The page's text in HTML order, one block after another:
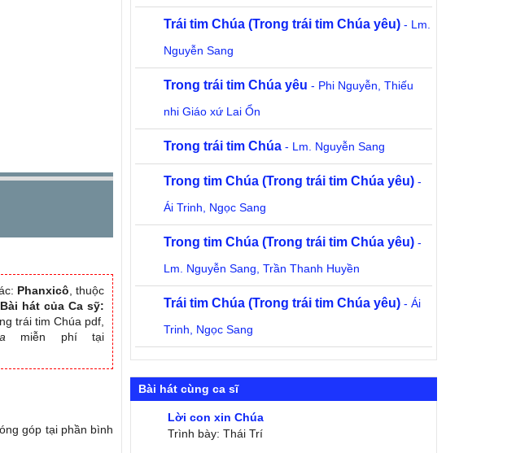
Phanxicô , thuộc
Bài hát của Ca sỹ:
trái tim Chúa pdf,
miễn phí tại
góp tại phần bình
Trái tim Chúa (Trong trái tim Chúa yêu) - Lm.
Nguyễn Sang
Trong trái tim Chúa yêu - Phi Nguyễn, Thiếu
nhi Giáo xứ Lai Ổn
Trong trái tim Chúa - Lm. Nguyễn Sang
Trong tim Chúa (Trong trái tim Chúa yêu) -
Ái Trinh, Ngọc Sang
Trong tim Chúa (Trong trái tim Chúa yêu) -
Lm. Nguyễn Sang, Trần Thanh Huyền
Trái tim Chúa (Trong trái tim Chúa yêu) - Ái
Trinh, Ngọc Sang
Bài hát cùng ca sĩ
Lời con xin Chúa
Trình bày: Thái Trí